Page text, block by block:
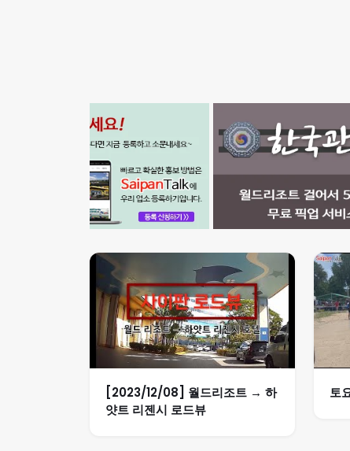
[2023/12/08] 월드리조트 → 하
얏트 리젠시 로드뷰
토